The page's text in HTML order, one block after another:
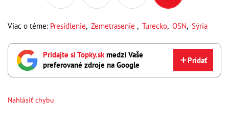
Viac o téme: Presídlenie, Zemetrasenie , Turecko, OSN, Sýria
Pridajte si Topky.skmedzi Vaše
preferované zdroje na Google
Pridať
Nahlásiť chybu